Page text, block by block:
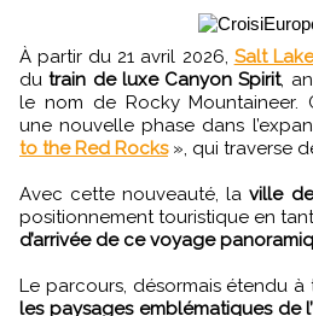
À partir du 21 avril 2026, Salt
dutrain de luxe Canyon Spirit,
le nom de Rocky Mountaineer.
une nouvelle phase dans
to the Red Rocks», qui traverse
Avec cette nouveauté, laville
positionnement touristique en
d’arrivée de ce voyage
Le parcours, désormais étendu à
les paysages emblématiques de